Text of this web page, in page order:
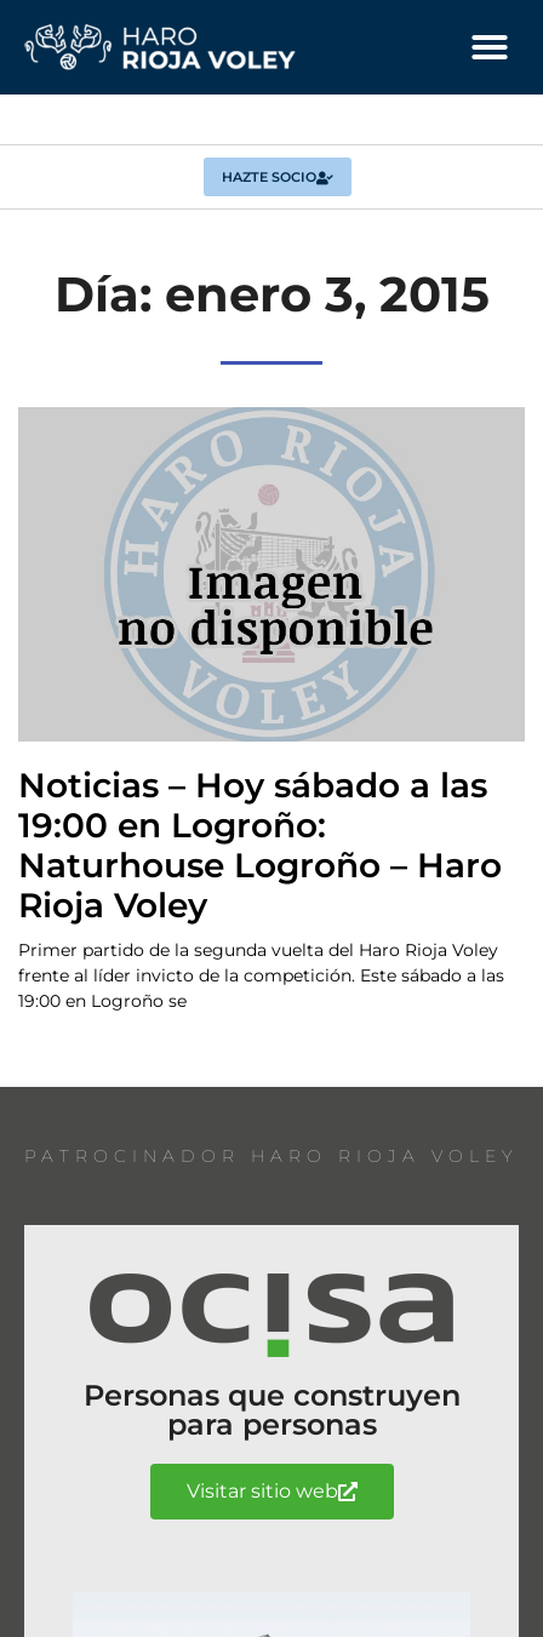
HAZTE SOCIO
Día: enero 3, 2015
Noticias – Hoy sábado a las
19:00 en Logroño:
Naturhouse Logroño – Haro
Rioja Voley
Primer partido de la segunda vuelta del Haro Rioja Voley
frente al líder invicto de la competición. Este sábado a las
19:00 en Logroño se
PATROCINADOR HARO RIOJA VOLEY
Personas que construyen
para personas
Visitar sitio web